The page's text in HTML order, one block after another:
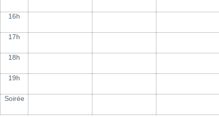
16h
17h
18h
19h
Soirée